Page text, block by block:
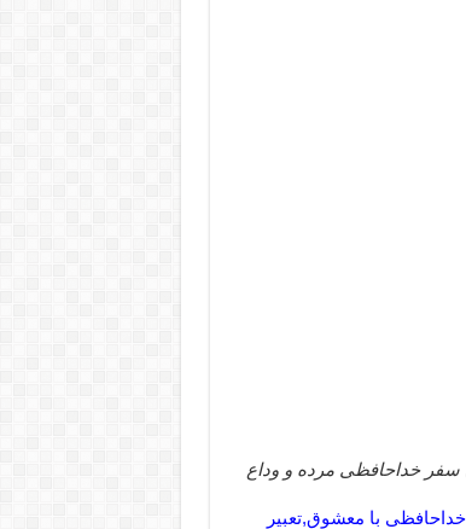
سفر خداحافظی مرده و وداع
با معشوق,تعبیر